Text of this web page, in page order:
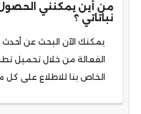
من أين يمكنني
نباتاتي ؟
يمكنك الآن البحث عن أحدث
الفعالة من خلال تحميل
الخاص بنا للاطلاع على كل